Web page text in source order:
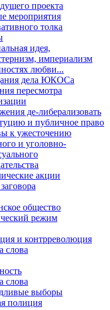
проекта
мероприятия
толка
идея,
империализм
любви...
дела ЮКОСа
пересмотра
де-либерализовать
и публичное право
к ужесточению
и уголовно-
акции
общество
режим
и контрреволюция
слова
слова
выборы
полиция